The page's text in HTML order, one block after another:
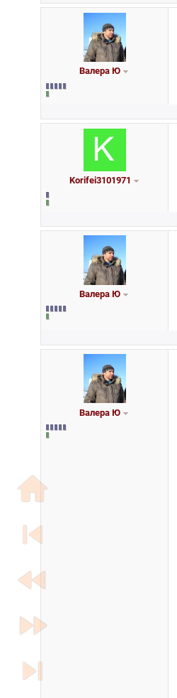
home
skip_previous
fast_rewind
fast_forward
skip_next
Валера Ю
Korifei3101971
Валера Ю
Валера Ю